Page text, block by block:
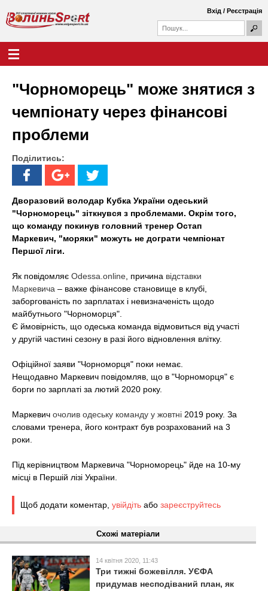
вмісту
В
и
н
ь
S
p
o
о
у
о
а
о
ш
Вхід / Реєстрація
"Чорноморець" може знятися з
чемпіонату через фінансові
проблеми
Поділитись:
Дворазовий володар Кубка України одеський
"Чорноморець" зіткнувся з проблемами. Окрім того,
що команду покинув головний тренер Остап
Маркевич, "моряки" можуть не дограти чемпіонат
Першої ліги.
Як повідомляє Odessa.online , причина відставки
Маркевича – важке фінансове становище в клубі,
заборгованість по зарплатах і невизначеність щодо
майбутнього "Чорноморця".
Є ймовірність, що одеська команда відмовиться від участі
у другій частині сезону в разі його відновлення влітку.
Офіційної заяви "Чорноморця" поки немає.
Нещодавно Маркевич повідомляв, що в "Чорноморця" є
борги по зарплаті за лютий 2020 року.
Маркевич очолив одеську команду у жовтні 2019 року. За
словами тренера, його контракт був розрахований на 3
роки.
Під керівництвом Маркевича "Чорноморець" йде на 10-му
місці в Першій лізі України.
Щоб додати коментар, увійдіть або зареєструйтесь
Схожі матеріали
14 квітня 2020, 11:43
Три тижні божевілля. УЄФА
придумав несподіваний план, як